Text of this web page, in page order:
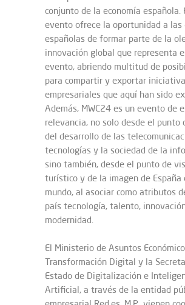
conjunto de la economía española.
evento ofrece la oportunidad a las
españolas de formar parte de la
innovación global que representa
evento, abriendo multitud de
para compartir y exportar
empresariales que aquí han sido
Además, MWC24 es un evento de
relevancia, no solo desde el punto
del desarrollo de las
tecnologías y la sociedad de la
sino también, desde el punto de
turístico y de la imagen de España
mundo, al asociar como atributos
país tecnología, talento,
modernidad.
El Ministerio de Asuntos
Transformación Digital y la
Estado de Digitalización e
Artificial, a través de la entidad